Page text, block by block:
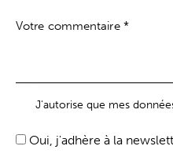
J'autorise que mes
Oui, j'adhère à la